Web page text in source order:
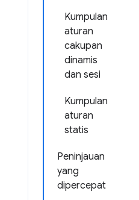
Kumpulan
aturan
cakupan
dinamis
dan sesi
Kumpulan
aturan
statis
Peninjauan
yang
dipercepat